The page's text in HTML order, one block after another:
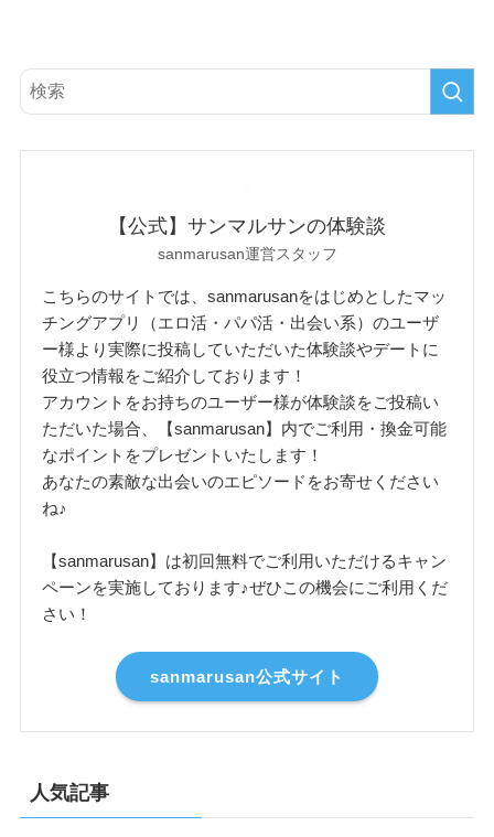
【公式】サンマルサンの体験談
sanmarusan運営スタッフ
こちらのサイトでは、sanmarusanをはじめとしたマッ
チングアプリ（エロ活・パパ活・出会い系）のユーザ
ー様より実際に投稿していただいた体験談やデートに
役立つ情報をご紹介しております！
アカウントをお持ちのユーザー様が体験談をご投稿い
ただいた場合、【sanmarusan】内でご利用・換金可能
なポイントをプレゼントいたします！
あなたの素敵な出会いのエピソードをお寄せください
ね♪
【sanmarusan】は初回無料でご利用いただけるキャン
ペーンを実施しております♪ぜひこの機会にご利用くだ
さい！
sanmarusan公式サイト
人気記事